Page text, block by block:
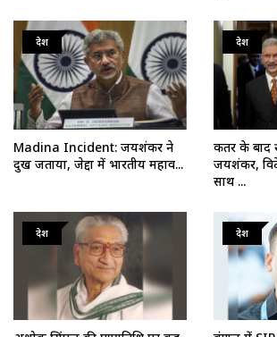
देश
Madina Incident: जयशंकर ने
दुख जताया, जेद्दा में भारतीय महाव...
देश
कतर के
जयशंकर,
साथ ...
देश देश